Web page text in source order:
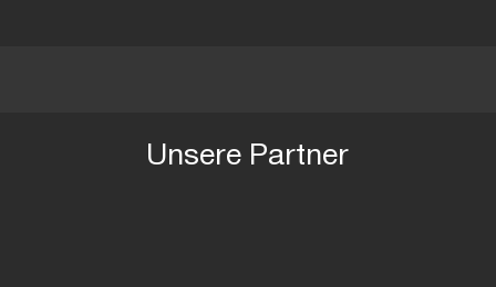
Unsere Partner